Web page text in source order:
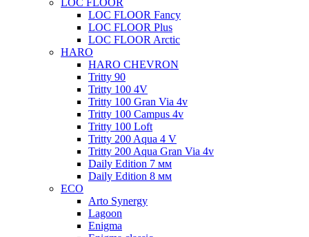
LOC FLOOR Fancy
LOC FLOOR Plus
LOC FLOOR Arctic
HARO
HARO CHEVRON
Tritty 90
Tritty 100 4V
Tritty 100 Gran Via 4v
Tritty 100 Campus 4v
Tritty 100 Loft
Tritty 200 Aqua 4 V
Tritty 200 Aqua Gran Via 4v
Daily Edition 7 мм
Daily Edition 8 мм
ECO
Arto Synergy
Lagoon
Enigma